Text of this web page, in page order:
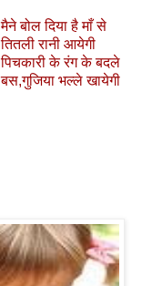
मैने बोल दिया है माँ से
तितली रानी आयेगी
पिचकारी के रंग के बदले
बस,गुजिया भल्ले खायेगी